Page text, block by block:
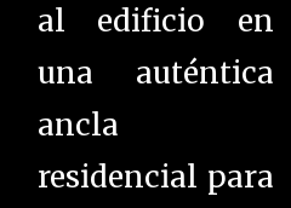
al edificio en
una auténtica
ancla
residencial para